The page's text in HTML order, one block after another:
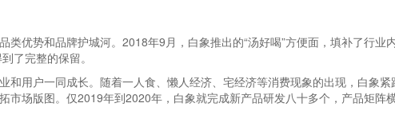
优势和品牌护城河。2018年9月，白象推出的“汤好喝”方便面，填补了行业
了完整的保留。
用户一同成长。随着一人食、懒人经济、宅经济等消费现象的出现，白象
场版图。仅2019年到2020年，白象就完成新产品研发八十多个，产品矩阵